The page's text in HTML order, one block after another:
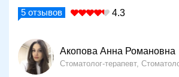
5 отзывов 4.3
Акопова Анна Романовна
Стоматолог-терапевт,